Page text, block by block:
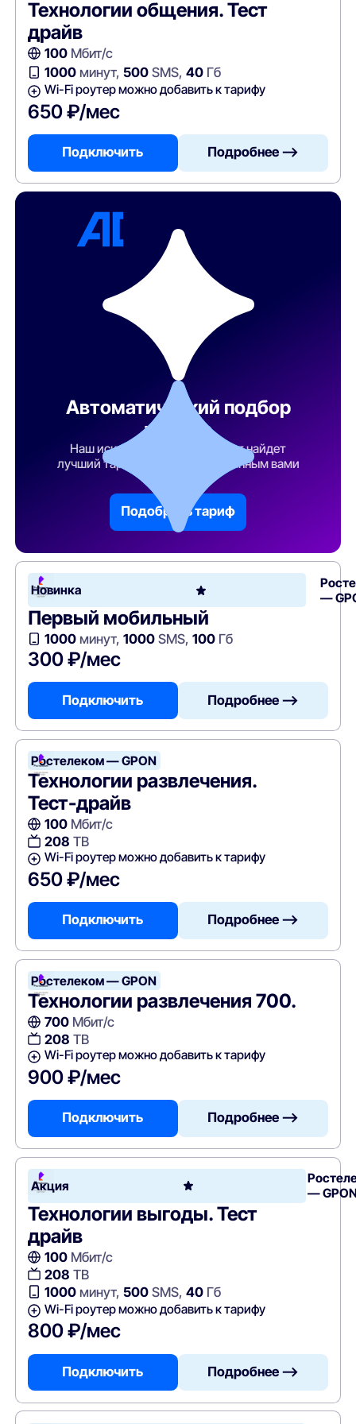
Технологии общения. Тест
драйв
100Мбит/с
1000минут, 500SMS, 40Гб
Wi-Fi роутер можно добавить к тарифу
650 ₽/мес
Подключить Подробнее —>
Автоматический подбор
тарифа
Наш искусственный интеллект найдет
лучший тарифный план по указанным вами
Подобрать тариф
Новинка
—
Первый мобильный
1000минут, 1000SMS, 100Гб
300 ₽/мес
Подключить Подробнее —>
Ростелеком — GPON
Технологии развлечения.
Тест-драйв
100Мбит/с
208 ТВ
Wi-Fi роутер можно добавить к тарифу
650 ₽/мес
Подключить Подробнее —>
Ростелеком — GPON
Технологии развлечения 700.
700Мбит/с
208 ТВ
Wi-Fi роутер можно добавить к тарифу
900 ₽/мес
Подключить Подробнее —>
Акция
—
Технологии выгоды. Тест
драйв
100Мбит/с
208 ТВ
1000минут, 500SMS, 40Гб
Wi-Fi роутер можно добавить к тарифу
800 ₽/мес
Подключить Подробнее —>